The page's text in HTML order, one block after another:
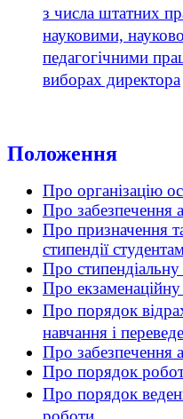
з числа штатних
науковими,
педагогічними
виборах директора
Положення
Про організацію
Про забезпечення
Про призначення
стипендії
Про стипендіальну
Про екзаменаційну
Про порядок
навчання і
Про забезпечення
Про порядок
Про порядок